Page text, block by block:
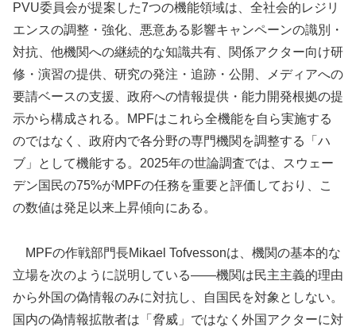
PVU委員会が提案した7つの機能領域は、全社会的レジリ
エンスの調整・強化、悪意ある影響キャンペーンの識別・
対抗、他機関への継続的な知識共有、関係アクター向け研
修・演習の提供、研究の発注・追跡・公開、メディアへの
要請ベースの支援、政府への情報提供・能力開発根拠の提
示から構成される。MPFはこれら全機能を自ら実施する
のではなく、政府内で各分野の専門機関を調整する「ハ
ブ」として機能する。2025年の世論調査では、スウェー
デン国民の75%がMPFの任務を重要と評価しており、こ
の数値は発足以来上昇傾向にある。
MPFの作戦部門長Mikael Tofvessonは、機関の基本的な
立場を次のように説明している——機関は民主主義的理由
から外国の偽情報のみに対抗し、自国民を対象としない。
国内の偽情報拡散者は「脅威」ではなく外国アクターに対